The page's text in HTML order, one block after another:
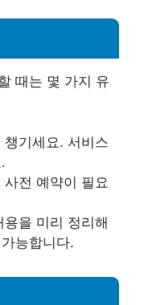
때는 몇 가지 유
기세요. 서비스
전 예약이 필요
을 미리 정리해
능합니다.